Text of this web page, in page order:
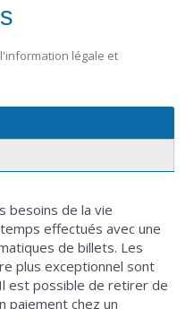
légale et
besoins de la vie
effectués avec une
de billets. Les
plus exceptionnel sont
est possible de retirer de
paiement chez un